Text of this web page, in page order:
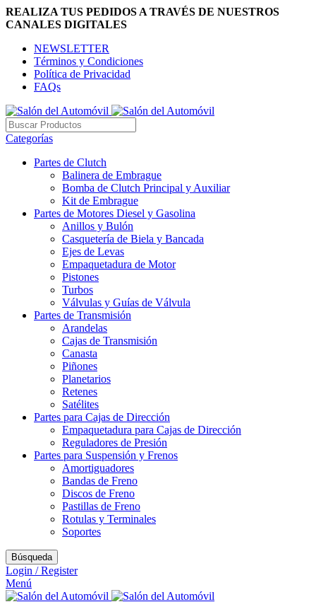
REALIZA TUS PEDIDOS A TRAVÉS DE NUESTROS
CANALES DIGITALES
NEWSLETTER
Términos y Condiciones
Política de Privacidad
FAQs
Categorías
Partes de Clutch
Balinera de Embrague
Bomba de Clutch Principal y Auxiliar
Kit de Embrague
Partes de Motores Diesel y Gasolina
Anillos y Bulón
Casquetería de Biela y Bancada
Ejes de Levas
Empaquetadura de Motor
Pistones
Turbos
Válvulas y Guías de Válvula
Partes de Transmisión
Arandelas
Cajas de Transmisión
Canasta
Piñones
Planetarios
Retenes
Satélites
Partes para Cajas de Dirección
Empaquetadura para Cajas de Dirección
Reguladores de Presión
Partes para Suspensión y Frenos
Amortiguadores
Bandas de Freno
Discos de Freno
Pastillas de Freno
Rotulas y Terminales
Soportes
Búsqueda
Login / Register
Menú